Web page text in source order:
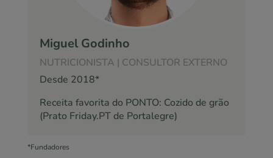
Miguel Godinho
NUTRICIONISTA | CONSULTOR EXTERNO
Desde 2018*
Receita favorita do PONTO: Cozido de grão
(Prato Friday.PT de Portalegre)
*Fundadores